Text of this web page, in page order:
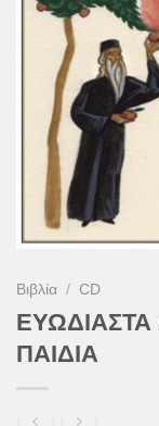
Βιβλία / CD
ΠΑΙΔΙΑ